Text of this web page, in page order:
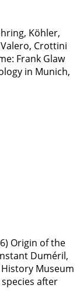
Köhler,
Crottini
Frank Glaw
in Munich,
Origin of the
Duméril,
Museum
after